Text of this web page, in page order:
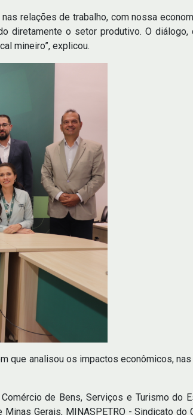
relações de trabalho, com nossa
diretamente o setor produtivo. O diálogo,
mineiro”, explicou.
que analisou os impactos econômicos,
de Bens, Serviços e Turismo do
Gerais, MINASPETRO - Sindicato do